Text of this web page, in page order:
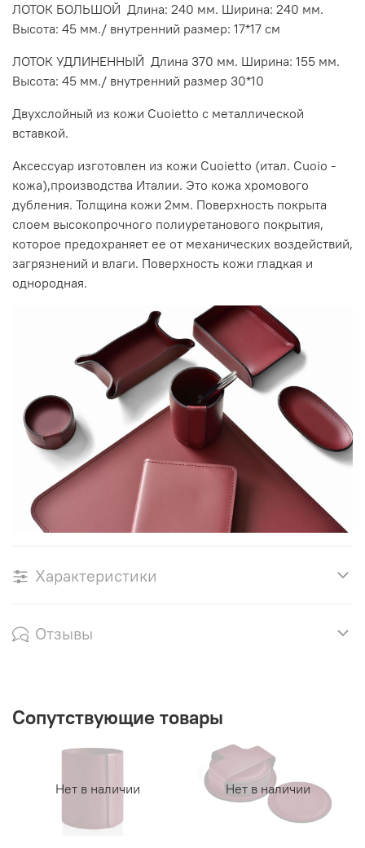
ЛОТОК БОЛЬШОЙ Длина: 240 мм. Ширина: 240 мм.
Высота: 45 мм./ внутренний размер: 17*17 см
ЛОТОК УДЛИНЕННЫЙ Длина 370 мм. Ширина: 155 мм.
Высота: 45 мм./ внутренний размер 30*10
Двухслойный из кожи Cuoietto с металлической
вставкой.
Аксессуар изготовлен из кожи Cuoietto (итал. Cuoio -
кожа),производства Италии. Это кожа хромового
дубления. Толщина кожи 2мм. Поверхность покрыта
слоем высокопрочного полиуретанового покрытия,
которое предохраняет ее от механических воздействий,
загрязнений и влаги. Поверхность кожи гладкая и
однородная.
Характеристики
Отзывы
Сопутствующие товары
Нет в наличии Нет в наличии